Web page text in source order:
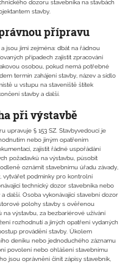
dozoru stavebníka na stavbách
stavby.
přípravu
jsou jimi zejména: dbát na řádnou
případech zajistit zpracování
osobou, pokud nemá potřebné
termín zahájení stavby, název a sídlo
u vstupu na staveniště štítek
stavby a další.
při výstavbě
upravuje § 153 SZ. Stavbyvedoucí je
nebo jiným opatřením
zajistit řádné uspořádání
požadavků na výstavbu, působit
oznámit stavebnímu úřadu závady,
vytvářet podmínky pro kontrolní
technický dozor stavebníka nebo
další. Osoba vykonávající stavební dozor
polohy stavby s ověřenou
výstavbu, za bezbariérové užívání
rozhodnutí a jiných opatření vydaných
provádění stavby. Úkolem
deníku nebo jednoduchého záznamu
povolení nebo ohlášení stavebnímu
jsou oprávněni činit zápisy stavebník,